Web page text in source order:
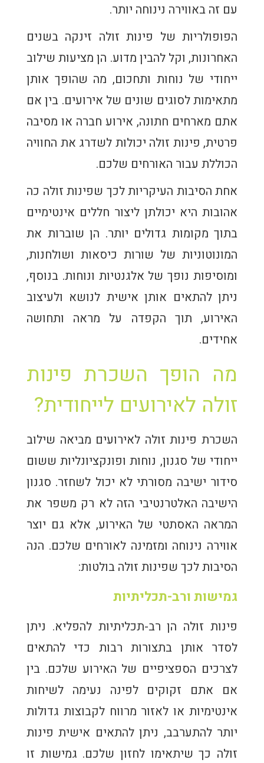
עם זה באווירה נינוחה יותר.
הפופולריות של פינות זולה זינקה בשנים
האחרונות, וקל להבין מדוע. הן מציעות שילוב
ייחודי של נוחות ותחכום, מה שהופך אותן
מתאימות לסוגים שונים של אירועים. בין אם
אתם מארחים חתונה, אירוע חברה או מסיבה
פרטית, פינות זולה יכולות לשדרג את החוויה
הכוללת עבור האורחים שלכם.
אחת הסיבות העיקריות לכך שפינות זולה כה
אהובות היא יכולתן ליצור חללים אינטימיים
בתוך מקומות גדולים יותר. הן שוברות את
המונוטוניות של שורות כיסאות ושולחנות,
ומוסיפות נופך של אלגנטיות ונוחות. בנוסף,
ניתן להתאים אותן אישית לנושא ולעיצוב
האירוע, תוך הקפדה על מראה ותחושה
אחידים.
מה הופך השכרת פינות
זולה לאירועים לייחודית?
השכרת פינות זולה לאירועים מביאה שילוב
ייחודי של סגנון, נוחות ופונקציונליות ששום
סידור ישיבה מסורתי לא יכול לשחזר. סגנון
הישיבה האלטרנטיבי הזה לא רק משפר את
המראה האסתטי של האירוע, אלא גם יוצר
אווירה נינוחה ומזמינה לאורחים שלכם. הנה
הסיבות לכך שפינות זולה בולטות:
גמישות ורב-תכליתיות
פינות זולה הן רב-תכליתיות להפליא. ניתן
לסדר אותן בתצורות רבות כדי להתאים
לצרכים הספציפיים של האירוע שלכם. בין
אם אתם זקוקים לפינה נעימה לשיחות
אינטימיות או לאזור מרווח לקבוצות גדולות
יותר להתערבב, ניתן להתאים אישית פינות
זולה כך שיתאימו לחזון שלכם. גמישות זו